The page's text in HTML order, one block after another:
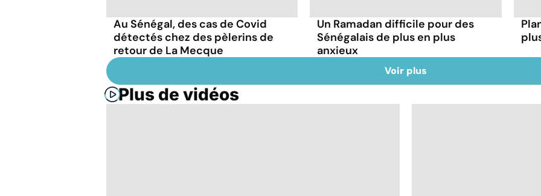
Au Sénégal, des cas de Covid
détectés chez des pèlerins de
retour de La Mecque
Un Ramadan difficile pour des
Sénégalais de plus en plus
anxieux
Voir plus
Plus de vidéos